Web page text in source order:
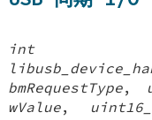
int
bmRequestType,
wValue,